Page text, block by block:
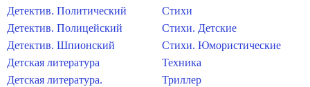
Детектив. Политический
Детектив. Полицейский
Детектив. Шпионский
Детская литература
Детская литература.
Стихи
Стихи. Детские
Стихи. Юмористические
Техника
Триллер